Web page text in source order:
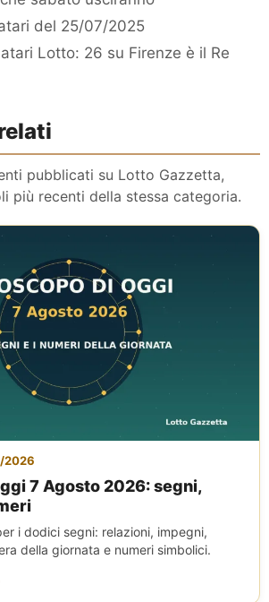
del 25/07/2025
Lotto: 26 su Firenze è il Re
pubblicati su Lotto Gazzetta,
più recenti della stessa categoria.
2026
7 Agosto 2026: segni,
i dodici segni: relazioni, impegni,
della giornata e numeri simbolici.